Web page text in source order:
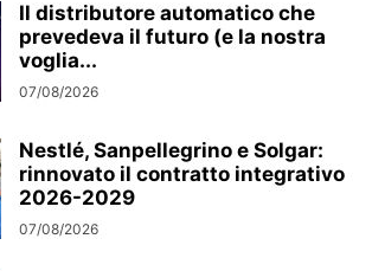
Il distributore automatico che
prevedeva il futuro (e la nostra
voglia...
07/08/2026
Nestlé, Sanpellegrino e Solgar:
rinnovato il contratto integrativo
2026-2029
07/08/2026